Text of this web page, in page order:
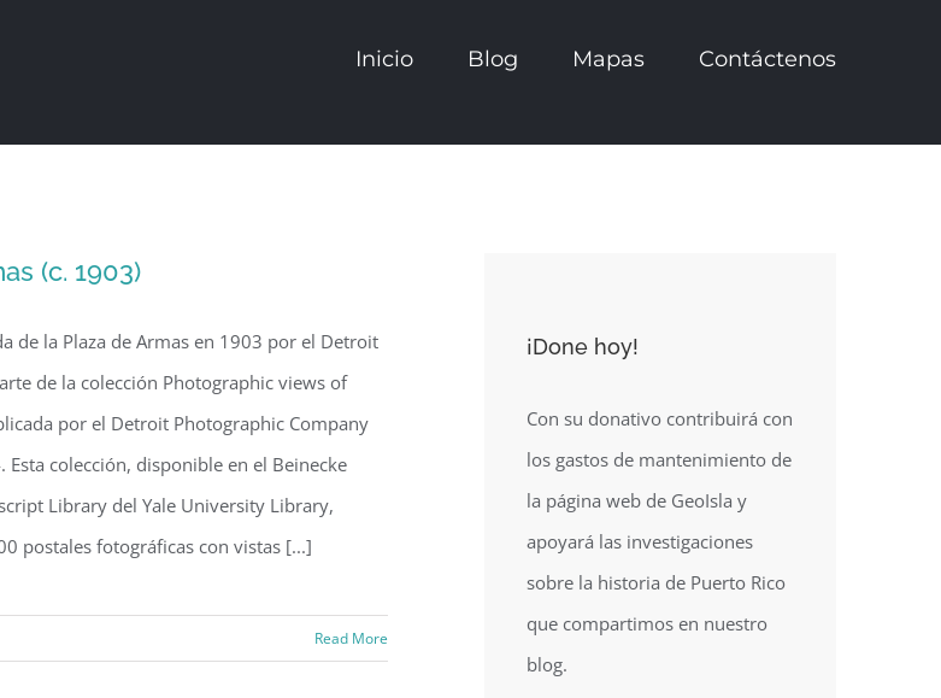
Inicio Blog Mapas Contáctenos
(c. 1903)
de la Plaza de Armas en 1903 por el Detroit
de la colección Photographic views of
por el Detroit Photographic Company
Esta colección, disponible en el Beinecke
Library del Yale University Library,
postales fotográficas con vistas [...]
Read More
¡Done hoy!
Con su donativo contribuirá con
los gastos de mantenimiento de
la página web de GeoIsla y
apoyará las investigaciones
sobre la historia de Puerto Rico
que compartimos en nuestro
blog.